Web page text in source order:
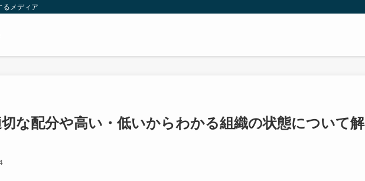
るメディア
な配分や高い・低いからわかる組織の状態について解